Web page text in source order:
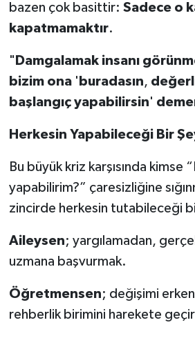
bazen çok basittir: Sadece o
kapatmamaktır.
" Damgalamak insanı
bizim ona' buradasın,
başlangıç yapabilirsin'
Herkesin Yapabileceği Bir
Bu büyük kriz karşısında kimse
yapabilirim?” çaresizliğine
zincirde herkesin tutabileceği
Aileysen; yargılamadan,
uzmana başvurmak.
Öğretmensen; değişimi
rehberlik birimini harekete